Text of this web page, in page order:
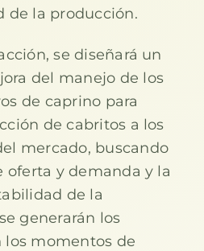
de la producción.
se diseñará un
del manejo de los
de caprino para
de cabritos a los
mercado, buscando
oferta y demanda y la
de la
generarán los
los momentos de